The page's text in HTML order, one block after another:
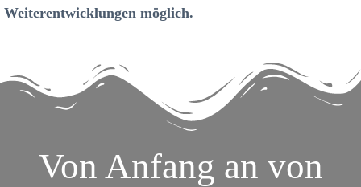
Weiterentwicklungen möglich.
Von Anfang an von